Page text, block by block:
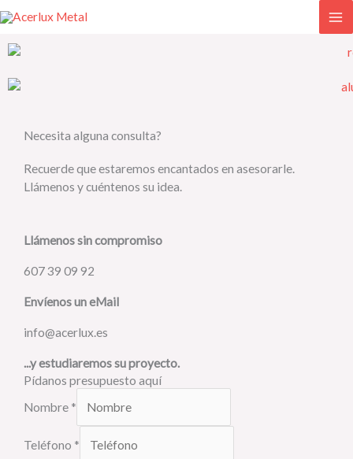
Ir
al
contenido
Necesita alguna consulta?
Recuerde que estaremos encantados en asesorarle.
Llámenos y cuéntenos su idea.
Llámenos sin compromiso
607 39 09 92
Envíenos un eMail
info@acerlux.es
...y estudiaremos su proyecto.
Pídanos presupuesto aquí
Nombre *
Teléfono *